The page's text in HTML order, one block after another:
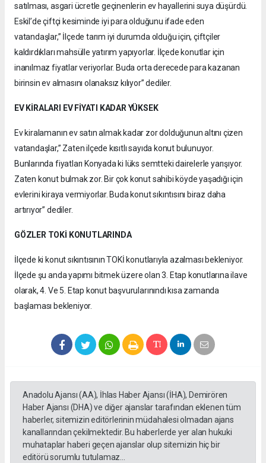
satılması, asgari ücretle geçinenlerin ev hayallerini suya düşürdü.
Eskil’de çiftçi kesiminde iyi para olduğunu ifade eden
vatandaşlar,” İlçede tarım iyi durumda olduğu için, çiftçiler
kaldırdıkları mahsülle yatırım yapıyorlar. İlçede konutlar için
inanılmaz fiyatlar veriyorlar. Buda orta derecede para kazanan
birinsin ev almasını olanaksız kılıyor” dediler.
EV KİRALARI EV FİYATI KADAR YÜKSEK
Ev kiralamanın ev satın almak kadar zor dolduğunun altını çizen
vatandaşlar,” Zaten ilçede kısıtlı sayıda konut bulunuyor.
Bunlarında fiyatları Konyada ki lüks semtteki dairelerle yarışıyor.
Zaten konut bulmak zor. Bir çok konut sahibi köyde yaşadığı için
evlerini kiraya vermiyorlar. Buda konut sıkıntısını biraz daha
artırıyor” dediler.
GÖZLER TOKİ KONUTLARINDA
İlçede ki konut sıkıntısının TOKİ konutlarıyla azalması bekleniyor.
İlçede şu anda yapımı bitmek üzere olan 3. Etap konutlarına ilave
olarak, 4. Ve 5. Etap konut başvurularınındı kısa zamanda
başlaması bekleniyor.
Anadolu Ajansı (AA), İhlas Haber Ajansı (İHA), Demirören
Haber Ajansı (DHA) ve diğer ajanslar tarafından eklenen tüm
haberler, sitemizin editörlerinin müdahalesi olmadan ajans
kanallarından çekilmektedir. Bu haberlerde yer alan hukuki
muhataplar haberi geçen ajanslar olup sitemizin hiç bir
editörü sorumlu tutulamaz...